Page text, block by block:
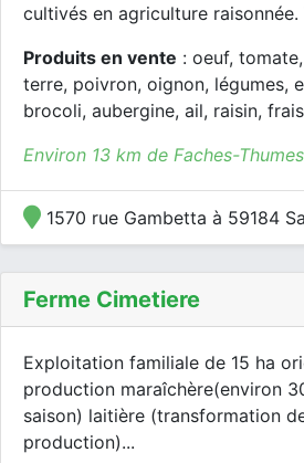
cultivés en agriculture raisonnée.
Produits en vente : oeuf,
terre, poivron, oignon, légumes,
brocoli, aubergine, ail, raisin,
Environ 13 km de Faches-
1570 rue Gambetta à 59184
Ferme Cimetiere
Exploitation familiale de 15 ha
production maraîchère(environ
saison) laitière (transformation
production)...